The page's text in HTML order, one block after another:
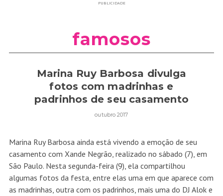
PUBLICIDADE
famosos
Marina Ruy Barbosa divulga
fotos com madrinhas e
padrinhos de seu casamento
outubro 2017
Marina Ruy Barbosa ainda está vivendo a emoção de seu
casamento com Xande Negrão, realizado no sábado (7), em
São Paulo. Nesta segunda-feira (9), ela compartilhou
algumas fotos da festa, entre elas uma em que aparece com
as madrinhas, outra com os padrinhos, mais uma do DJ Alok e